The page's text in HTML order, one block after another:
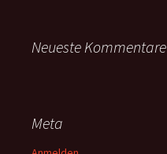
Neueste Kommentare
Meta